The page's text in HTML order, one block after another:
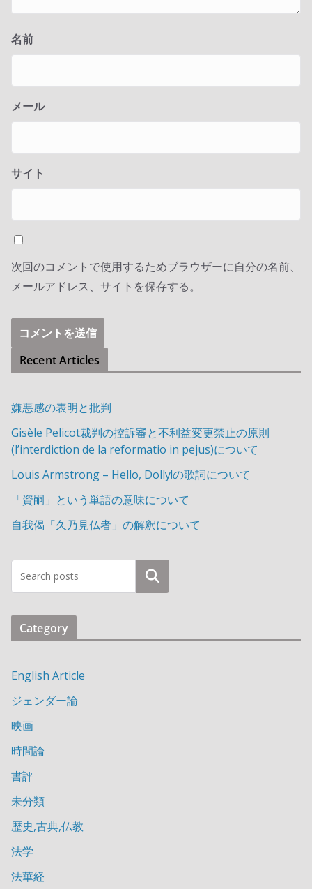
名前
メール
サイト
次回のコメントで使用するためブラウザーに自分の名前、
メールアドレス、サイトを保存する。
Recent Articles
嫌悪感の表明と批判
Gisèle Pelicot裁判の控訴審と不利益変更禁止の原則
(l’interdiction de la reformatio in pejus)について
Louis Armstrong – Hello, Dolly!の歌詞について
「資嗣」という単語の意味について
自我偈「久乃見仏者」の解釈について
検索
Category
English Article
ジェンダー論
映画
時間論
書評
未分類
歴史,古典,仏教
法学
法華経